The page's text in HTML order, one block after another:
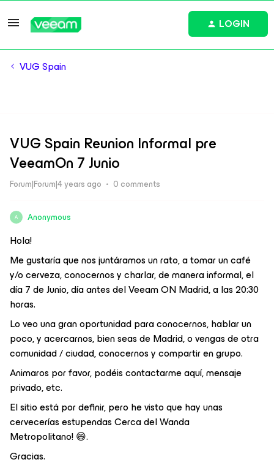
LOGIN
VUG Spain
VUG Spain Reunion Informal pre
VeeamOn 7 Junio
Forum|Forum|4 years ago 0 comments
A Anonymous
Hola!
Me gustaría que nos juntáramos un rato, a tomar un café
y/o cerveza, conocernos y charlar, de manera informal, el
día 7 de Junio, día antes del Veeam ON Madrid, a las 20:30
horas.
Lo veo una gran oportunidad para conocernos, hablar un
poco, y acercarnos, bien seas de Madrid, o vengas de otra
comunidad / ciudad, conocernos y compartir en grupo.
Animaros por favor, podéis contactarme aquí, mensaje
privado, etc.
El sitio está por definir, pero he visto que hay unas
cervecerías estupendas Cerca del Wanda
Metropolitano! 😄.
Gracias.